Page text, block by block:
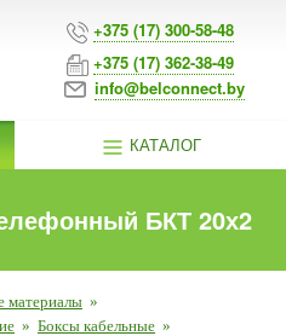
+375 (17) 300-58-48
+375 (17) 362-38-49
info@belconnect.by
КАТАЛОГ
БКТ 20х2
»
» Боксы кабельные »